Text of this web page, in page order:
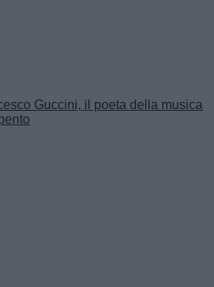
Guccini, il poeta della musica